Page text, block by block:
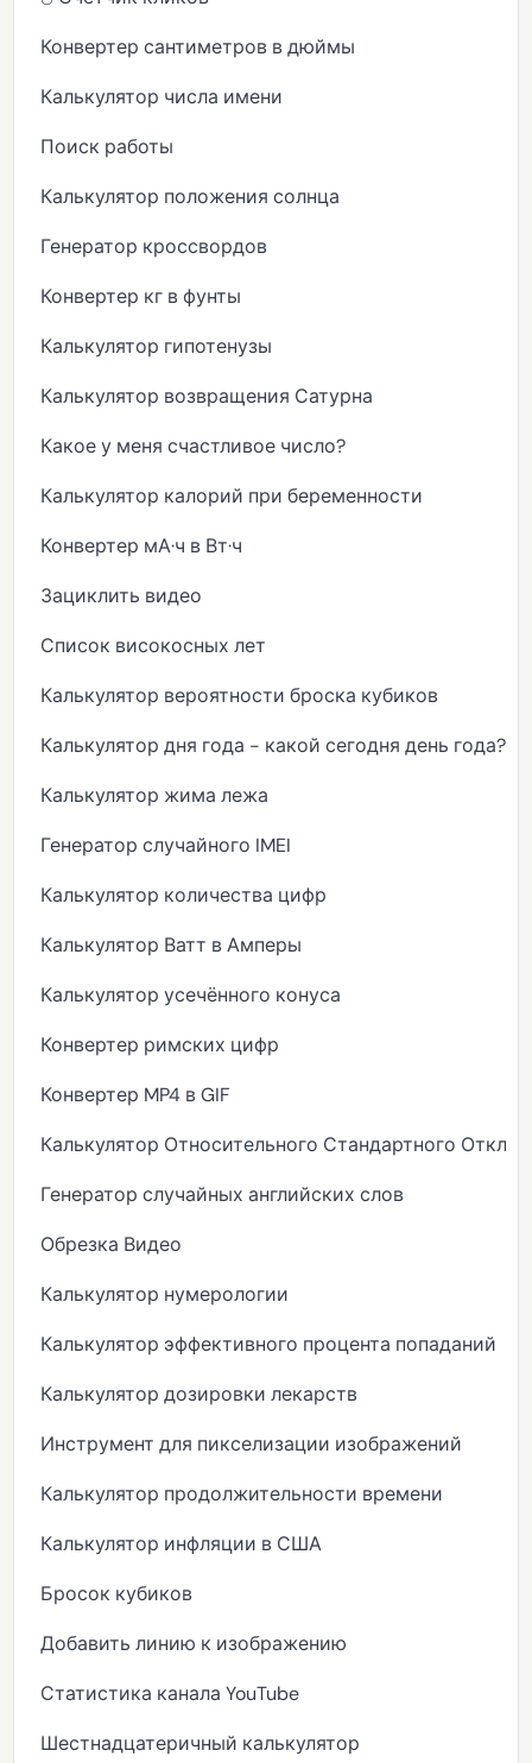
Конвертер сантиметров в дюймы
Калькулятор числа имени
Поиск работы
Калькулятор положения солнца
Генератор кроссвордов
Конвертер кг в фунты
Калькулятор гипотенузы
Калькулятор возвращения Сатурна
Какое у меня счастливое число?
Калькулятор калорий при беременности
Конвертер мА·ч в Вт·ч
Зациклить видео
Список високосных лет
Калькулятор вероятности броска кубиков
Калькулятор дня года - какой сегодня день года?
Калькулятор жима лежа
Генератор случайного IMEI
Калькулятор количества цифр
Калькулятор Ватт в Амперы
Калькулятор усечённого конуса
Конвертер римских цифр
Конвертер MP4 в GIF
Калькулятор Относительного Стандартного
Генератор случайных английских слов
Обрезка Видео
Калькулятор нумерологии
Калькулятор эффективного процента попаданий
Калькулятор дозировки лекарств
Инструмент для пикселизации изображений
Калькулятор продолжительности времени
Калькулятор инфляции в США
Бросок кубиков
Добавить линию к изображению
Статистика канала YouTube
Шестнадцатеричный калькулятор